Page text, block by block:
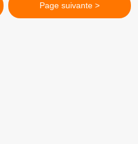
Page suivante >